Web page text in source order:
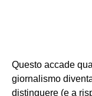
Questo accade
giornalismo
distinguere (e a